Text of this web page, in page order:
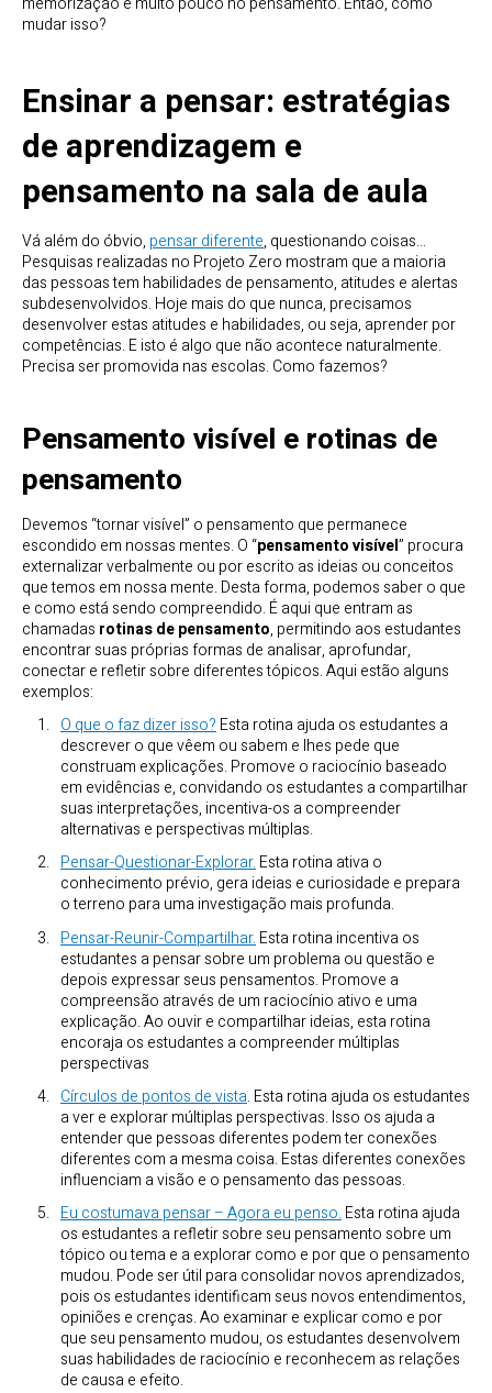
mudar isso?
Ensinar a pensar: estratégias
de aprendizagem e
pensamento na sala de aula
Vá além do óbvio, pensar diferente, questionando coisas…
Pesquisas realizadas no Projeto Zero mostram que a maioria
das pessoas tem habilidades de pensamento, atitudes e alertas
subdesenvolvidos. Hoje mais do que nunca, precisamos
desenvolver estas atitudes e habilidades, ou seja, aprender por
competências. E isto é algo que não acontece naturalmente.
Precisa ser promovida nas escolas. Como fazemos?
Pensamento visível e rotinas de
pensamento
Devemos “tornar visível” o pensamento que permanece
escondido em nossas mentes. O “pensamento visível” procura
externalizar verbalmente ou por escrito as ideias ou conceitos
que temos em nossa mente. Desta forma, podemos saber o que
e como está sendo compreendido. É aqui que entram as
chamadas rotinas de pensamento, permitindo aos estudantes
encontrar suas próprias formas de analisar, aprofundar,
conectar e refletir sobre diferentes tópicos. Aqui estão alguns
exemplos:
O que o faz dizer isso?Esta rotina ajuda os estudantes a
descrever o que vêem ou sabem e lhes pede que
construam explicações. Promove o raciocínio baseado
em evidências e, convidando os estudantes a compartilhar
suas interpretações, incentiva-os a compreender
alternativas e perspectivas múltiplas.
Pensar-Questionar-Explorar.Esta rotina ativa o
conhecimento prévio, gera ideias e curiosidade e prepara
o terreno para uma investigação mais profunda.
Pensar-Reunir-Compartilhar.Esta rotina incentiva os
estudantes a pensar sobre um problema ou questão e
depois expressar seus pensamentos. Promove a
compreensão através de um raciocínio ativo e uma
explicação. Ao ouvir e compartilhar ideias, esta rotina
encoraja os estudantes a compreender múltiplas
perspectivas
Círculos de pontos de vista. Esta rotina ajuda os estudantes
a ver e explorar múltiplas perspectivas. Isso os ajuda a
entender que pessoas diferentes podem ter conexões
diferentes com a mesma coisa. Estas diferentes conexões
influenciam a visão e o pensamento das pessoas.
Eu costumava pensar – Agora eu penso.Esta rotina ajuda
os estudantes a refletir sobre seu pensamento sobre um
tópico ou tema e a explorar como e por que o pensamento
mudou. Pode ser útil para consolidar novos aprendizados,
pois os estudantes identificam seus novos entendimentos,
opiniões e crenças. Ao examinar e explicar como e por
que seu pensamento mudou, os estudantes desenvolvem
suas habilidades de raciocínio e reconhecem as relações
de causa e efeito.